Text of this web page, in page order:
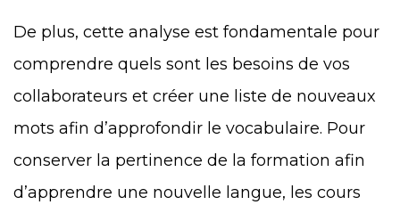
De plus, cette analyse est fondamentale pour
comprendre quels sont les besoins de vos
collaborateurs et créer une liste de nouveaux
mots afin d’approfondir le vocabulaire. Pour
conserver la pertinence de la formation afin
d’apprendre une nouvelle langue, les cours